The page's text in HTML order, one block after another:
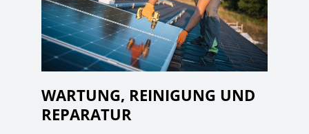
WARTUNG, REINIGUNG UND
REPARATUR